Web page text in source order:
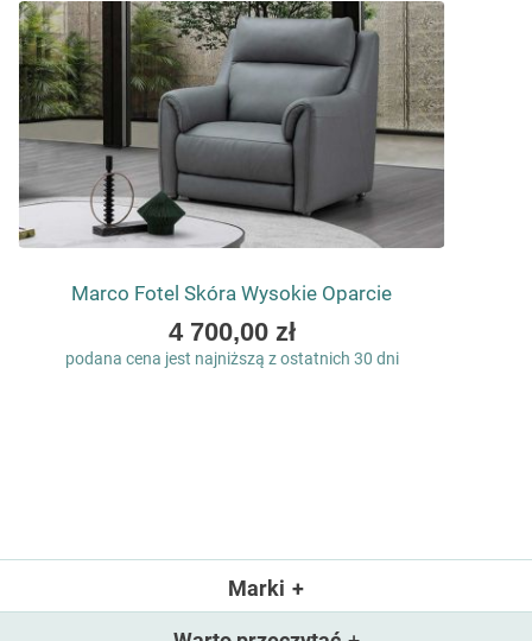
Marco Fotel Skóra Wysokie Oparcie
As
low
4 700,00 zł
podana cena jest najniższą z ostatnich 30 dni
Marki